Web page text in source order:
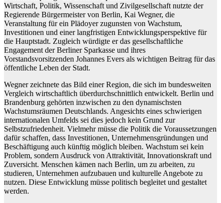
Wirtschaft, Politik, Wissenschaft und Zivilgesellschaft nutzte der
Regierende Bürgermeister von Berlin, Kai Wegner, die
Veranstaltung für ein Plädoyer zugunsten von Wachstum,
Investitionen und einer langfristigen Entwicklungsperspektive für
die Hauptstadt. Zugleich würdigte er das gesellschaftliche
Engagement der Berliner Sparkasse und ihres
Vorstandsvorsitzenden Johannes Evers als wichtigen Beitrag für das
öffentliche Leben der Stadt.
Wegner zeichnete das Bild einer Region, die sich im bundesweiten
Vergleich wirtschaftlich überdurchschnittlich entwickelt. Berlin und
Brandenburg gehörten inzwischen zu den dynamischsten
Wachstumsräumen Deutschlands. Angesichts eines schwierigen
internationalen Umfelds sei dies jedoch kein Grund zur
Selbstzufriedenheit. Vielmehr müsse die Politik die Voraussetzungen
dafür schaffen, dass Investitionen, Unternehmensgründungen und
Beschäftigung auch künftig möglich bleiben. Wachstum sei kein
Problem, sondern Ausdruck von Attraktivität, Innovationskraft und
Zuversicht. Menschen kämen nach Berlin, um zu arbeiten, zu
studieren, Unternehmen aufzubauen und kulturelle Angebote zu
nutzen. Diese Entwicklung müsse politisch begleitet und gestaltet
werden.